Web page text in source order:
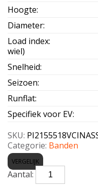
Hoogte:
Diameter:
Load index:
wiel)
Snelheid:
Seizoen:
Runflat:
Specifiek voor EV:
SKU:
Categorie: Banden
VERGELIJK
PIRELLI-
CINTURATO